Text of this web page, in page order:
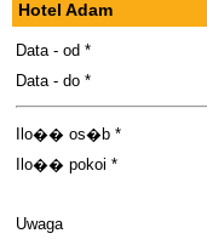
Hotel Adam
Data - od *
Data - do *
Ilo�� os�b *
Ilo�� pokoi *
Uwaga